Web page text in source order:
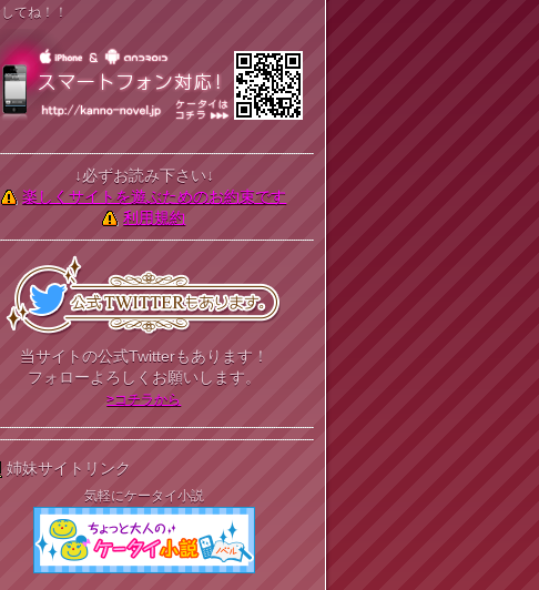
てね！！
↓必ずお読み下さい↓
楽しくサイトを遊ぶためのお約束です
利用規約
当サイトの公式Twitterもあります！
フォローよろしくお願いします。
>コチラから
姉妹サイトリンク
気軽にケータイ小説